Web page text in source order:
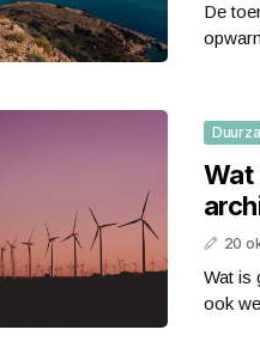
De
Wat
20
Wat is
ook